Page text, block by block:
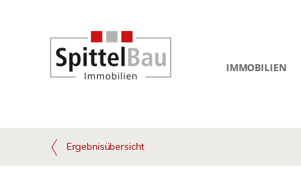
IMMOBILIEN
Ergebnisübersicht